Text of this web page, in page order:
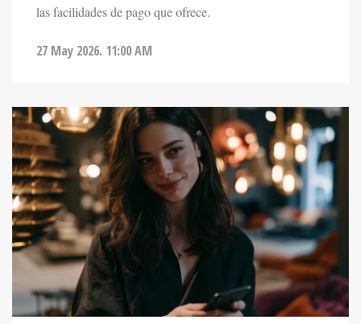
las facilidades de pago que ofrece.
27 May 2026. 11:00 AM